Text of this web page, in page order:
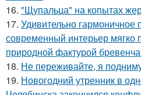
16. "Щупальца" на копытах
17. Удивительно гармоничное
современный интерьер мягко
природной фактурой
18. Не переживайте, я
19. Новогодний утренник в